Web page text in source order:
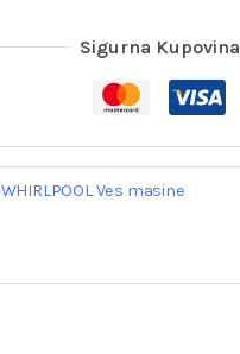
Sigurna Kupovina
WHIRLPOOL Ves masine